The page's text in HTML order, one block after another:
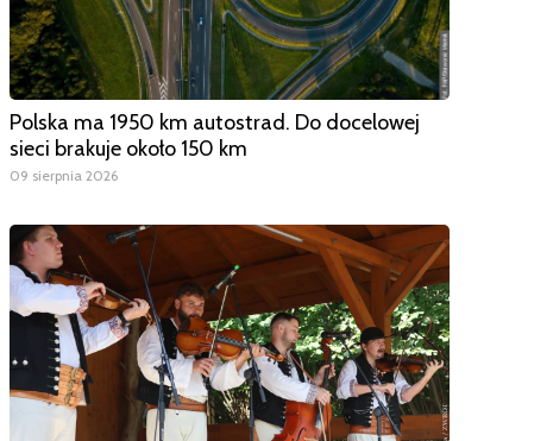
Polska ma 1950 km autostrad. Do docelowej
sieci brakuje około 150 km
09 sierpnia 2026